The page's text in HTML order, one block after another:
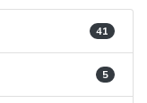
41
5